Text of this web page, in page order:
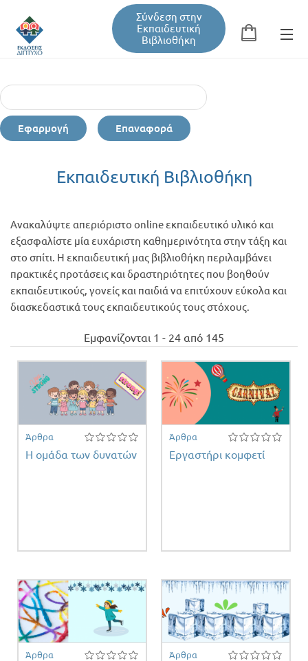
Σύνδεση στην
Εκπαιδευτική
Βιβλιοθήκη
Φόρμα αναζήτησης
Εκπαιδευτική Βιβλιοθήκη
Σεμινάρια / Συνέδρια
Τεύχη Περιοδικών
Εφαρμογή Επαναφορά
Εκπαιδευτική Βιβλιοθήκη
Ανακαλύψτε απεριόριστο online εκπαιδευτικό υλικό και
εξασφαλίστε μία ευχάριστη καθημερινότητα στην τάξη και
στο σπίτι. Η εκπαιδευτική μας βιβλιοθήκη περιλαμβάνει
πρακτικές προτάσεις και δραστηριότητες που βοηθούν
εκπαιδευτικούς, γονείς και παιδιά να επιτύχουν εύκολα και
διασκεδαστικά τους εκπαιδευτικούς τους στόχους.
Εμφανίζονται 1 - 24 από 145
Άρθρα
Η ομάδα των δυνατών
Άρθρα
Εργαστήρι κομφετί
Άρθρα Άρθρα